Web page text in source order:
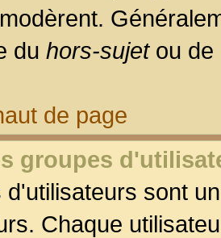
du hors-sujetou de
de page
groupes
d'utilisateurs sont
Chaque